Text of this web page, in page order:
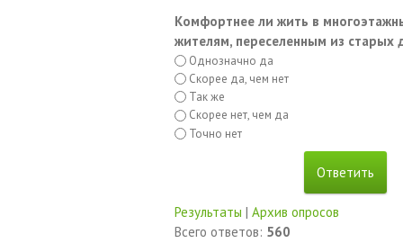
Комфортнее ли жить в
жителям, переселенным из старых
Однозначно да
Скорее да, чем нет
Так же
Скорее нет, чем да
Точно нет
Результаты | Архив опросов
Всего ответов: 560